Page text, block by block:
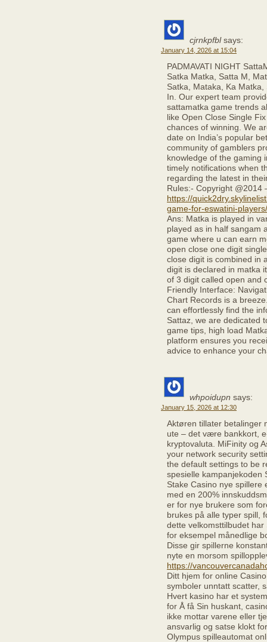
cjrnkpfbl says:
January 14, 2026 at 15:04
PADMAVATI NIGHT
Satka Matka, Satta M,
Satka, Mataka, Ka
In. Our expert team
sattamatka game trends
like Open Close Single
chances of winning. We
date on India’s popular
community of gamblers
knowledge of the gaming
timely notifications when
regarding the latest in
Rules:- Copyright @2014
https://
game-for-eswatini-players/
Ans: Matka is played in
played as in half sangam
game where u can earn
open close one digit
close digit is combined in
digit is declared in matka
of 3 digit called open
Friendly Interface:
Chart Records is a
can effortlessly find the
Sattaz, we are dedicated
game tips, high load
platform ensures you
advice to enhance your
whpoidupn says:
January 15, 2026 at 12:30
Aktøren tillater betalinger
ute – det være bankkort,
kryptovaluta. MiFinity og
your network security
the default settings to be
spesielle kampanjekoden
Stake Casino nye spillere
med en 200%
er for nye brukere som
brukes på alle typer spill,
dette velkomsttilbudet
for eksempel månedlige
Disse gir spillerne
nyte en morsom
https://
Ditt hjem for online
symboler unntatt scatter,
Hvert kasino har et
for Å få Sin huskant,
ikke mottar varene eller
ansvarlig og satse klokt
Olympus spilleautomat